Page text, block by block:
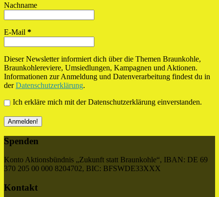
Nachname
E-Mail *
Dieser Newsletter informiert dich über die Themen Braunkohle,
Braunkohlereviere, Umsiedlungen, Kampagnen und Aktionen.
Informationen zur Anmeldung und Datenverarbeitung findest du in
derDatenschutzerklärung.
Ich erkläre mich mit der Datenschutzerklärung einverstanden.
Spenden
Konto Aktionsbündnis „Zukunft statt Braunkohle“, IBAN: DE 69
370 205 00 000 8204702, BIC: BFSWDE33XXX
Kontakt